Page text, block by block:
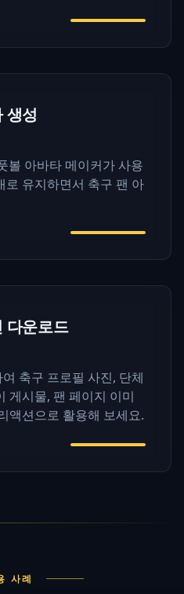
생성
볼 아바타 메이커가 사용
로 유지하면서 축구 팬 아
다운로드
축구 프로필 사진, 단체
게시물, 팬 페이지 이미
액션으로 활용해 보세요.
사례